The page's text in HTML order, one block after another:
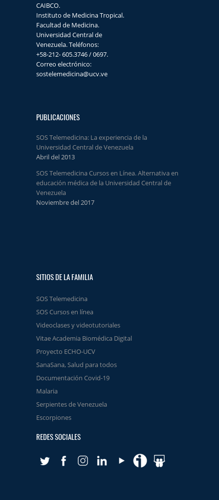
CAIBCO.
Instituto de Medicina Tropical.
Facultad de Medicina.
Universidad Central de
Venezuela. Teléfonos:
+58-212- 605.3746 / 0697.
Correo electrónico:
sostelemedicina@ucv.ve
PUBLICACIONES
SOS Telemedicina: La experiencia de la
Universidad Central de Venezuela
Abril del 2013
SOS Telemedicina Cursos en Línea. Alternativa en
educación médica de la Universidad Central de
Venezuela
Noviembre del 2017
SITIOS DE LA FAMILIA
SOS Telemedicina
SOS Cursos en línea
Videoclases y videotutoriales
Vitae Academia Biomédica Digital
Proyecto ECHO-UCV
SanaSana, Salud para todos
Documentación Covid-19
Malaria
Serpientes de Venezuela
Escorpiones
REDES SOCIALES